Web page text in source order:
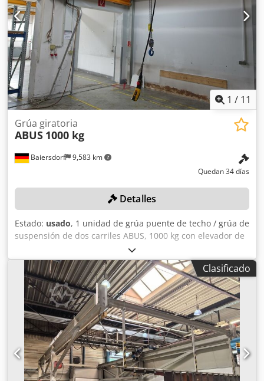
1 / 11
Baiersdorf 9,583 km
Grúa giratoria
ABUS 1000 kg
Quedan 34 días
Detalles
Estado: usado, 1 unidad de grúa puente de techo / grúa de
suspensión de dos carriles ABUS, 1000 kg con elevador de
cadena eléctrico ABUS, sistema de desmontaje automático
Color: según la imagen, conforme a las fotos y a la
inspección Dimensiones (largo/ancho/alto): 530x460 cm
Estado: usado Credpjzqbu Isfx Afhef
Clasificado